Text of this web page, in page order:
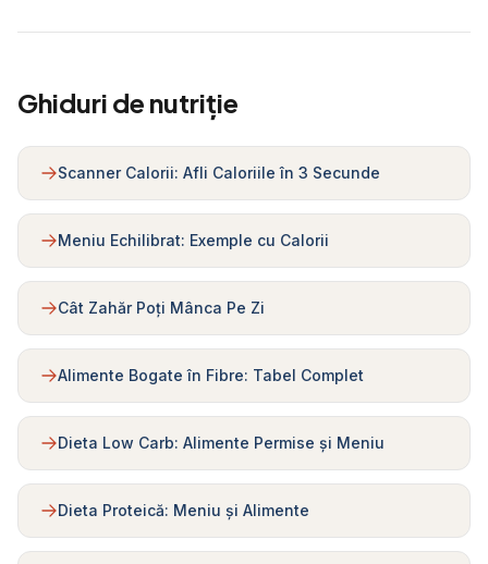
Ghiduri de nutriție
Scanner Calorii: Afli Caloriile în 3 Secunde
Meniu Echilibrat: Exemple cu Calorii
Cât Zahăr Poți Mânca Pe Zi
Alimente Bogate în Fibre: Tabel Complet
Dieta Low Carb: Alimente Permise și Meniu
Dieta Proteică: Meniu și Alimente